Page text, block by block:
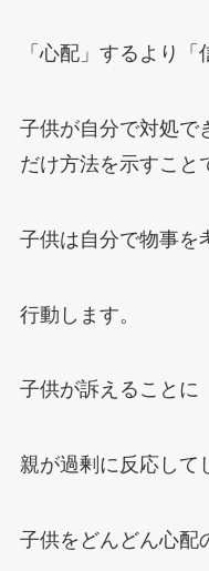
「心配」するより「
子供が自分で対処で
だけ方法を示すこと
子供は自分で物事を
行動します。
子供が訴えることに
親が過剰に反応して
子供をどんどん心配